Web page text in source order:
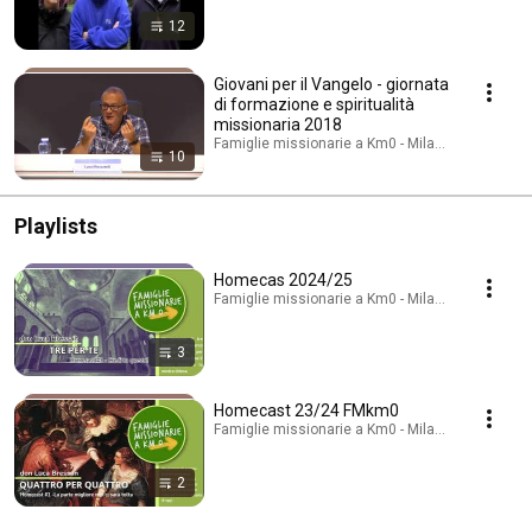
12
10
Giovani per il Vangelo - giornata
di formazione e spiritualità
missionaria 2018
Famiglie missionarie a Km0 - Milano · Playlist
Playlists
3
Homecas 2024/25
Famiglie missionarie a Km0 - Milano · Playlist
2
Homecast 23/24 FMkm0
Famiglie missionarie a Km0 - Milano · Playlist